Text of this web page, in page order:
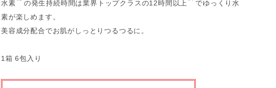
水素
の発生持続時間は業界トップクラスの12時間以上
でゆっくり水
素が楽しめます。
美容成分配合でお肌がしっとりつるつるに。
1箱 6包入り